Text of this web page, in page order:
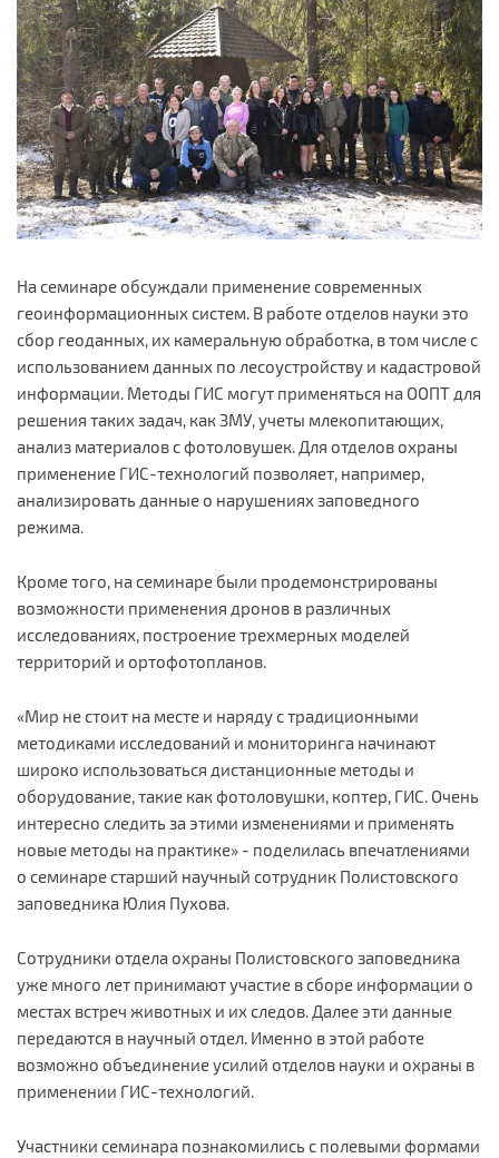
На семинаре обсуждали применение современных
геоинформационных систем. В работе отделов науки это
сбор геоданных, их камеральную обработка, в том числе с
использованием данных по лесоустройству и кадастровой
информации. Методы ГИС могут применяться на ООПТ для
решения таких задач, как ЗМУ, учеты млекопитающих,
анализ материалов с фотоловушек. Для отделов охраны
применение ГИС-технологий позволяет, например,
анализировать данные о нарушениях заповедного
режима.
Кроме того, на семинаре были продемонстрированы
возможности применения дронов в различных
исследованиях, построение трехмерных моделей
территорий и ортофотопланов.
«Мир не стоит на месте и наряду с традиционными
методиками исследований и мониторинга начинают
широко использоваться дистанционные методы и
оборудование, такие как фотоловушки, коптер, ГИС. Очень
интересно следить за этими изменениями и применять
новые методы на практике» - поделилась впечатлениями
о семинаре старший научный сотрудник Полистовского
заповедника Юлия Пухова.
Сотрудники отдела охраны Полистовского заповедника
уже много лет принимают участие в сборе информации о
местах встреч животных и их следов. Далее эти данные
передаются в научный отдел. Именно в этой работе
возможно объединение усилий отделов науки и охраны в
применении ГИС-технологий.
Участники семинара познакомились с полевыми формами